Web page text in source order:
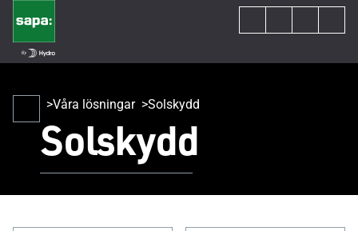
Våra lösningar Solskydd
Solskydd